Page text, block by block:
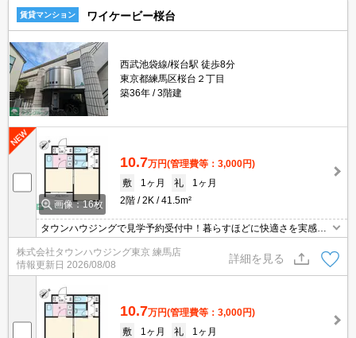
賃貸マンション ワイケービー桜台
西武池袋線/桜台駅 徒歩8分
東京都練馬区桜台２丁目
築36年
3階建
画像：16枚
10.7万円(管理費等：3,000円)
敷
1ヶ月 礼
1ヶ月
2階
2K 41.5m²
タウンハウジングで見学予約受付中！暮らすほどに快適さを実感で
きる設備仕様！駅前商業施設の多さ！日常の買い物に便利！
株式会社タウンハウジング東京 練馬店
情報更新日 2026/08/08
詳細を見る
10.7万円(管理費等：3,000円)
敷
1ヶ月 礼
1ヶ月